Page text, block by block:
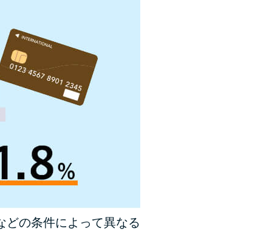
学生がお金を借りる方法は？親へのバレにくさ
や将来への影響を解説
ソフト闇金とは？悪質な手口には要注意！
090金融（闇金）からお金を借りてはいけない
申し込みブラックとは?判断の目安や審査に通
らない理由
準と工面法
どの条件によって異なる